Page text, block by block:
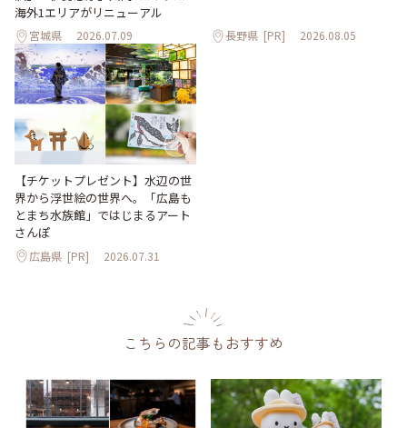
海外1エリアがリニューアル
宮城県 2026.07.09 長野県 [PR] 2026.08.05
【チケットプレゼント】水辺の世
界から浮世絵の世界へ。「広島も
とまち水族館」ではじまるアート
さんぽ
広島県 [PR] 2026.07.31
こちらの記事もおすすめ